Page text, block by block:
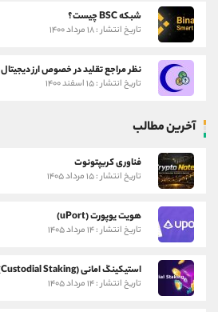
شبکه BSC چیست؟
تاریخ انتشار : ۱۸ مرداد ۱۴۰۰
نظر مراجع تقلید در خصوص ارز دیجیتال
تاریخ انتشار : ۱۵ اسفند ۱۴۰۰
آخرین مطالب
فناوری کریپتونوت
تاریخ انتشار : ۱۵ مرداد ۱۴۰۵
هویت یوپورت (uPort)
تاریخ انتشار : ۱۴ مرداد ۱۴۰۵
استیکینگ امانی (Custodial Staking)
تاریخ انتشار : ۱۴ مرداد ۱۴۰۵